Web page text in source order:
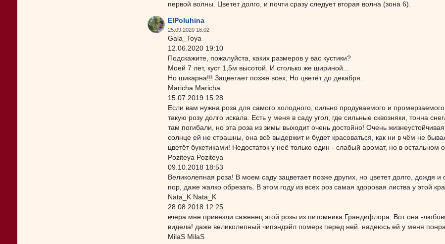
первой волны. Цветет долго, и почти сразу следует вторая волна (зона 6).
ElPoluhina
25.09.2020 18:02
Gala_Toya
12.06.2020 19:10
Подскажите, пожалуйста, каких размеров у вас кустики?
Моей 7 лет, куст 1,5м высотой. И столько же шириной...
Но шикарна!!! Зацветает позже всех, Но цветёт до декабря.
Maricha Maricha
15.07.2019 15:28
Если вам нужна роза для самого холодного, сильно продуваемого и
такую розу долго искала. Есть у меня в саду угол, где сильные сквозняки, тонна
там погибали, но эта роза из зимы выходит очень достойно! Очень
солнце ей не страшны, она всё выдержит и будет красоваться, как ни в чём не
цветёт букетиками! Недостаток у неё только один - слабый аромат, но в остальном
Poziteya Poziteya
09.10.2018 18:53
Великолепная роза! В моем саду зацветает позже других, но цветет долго, дождя
пор, даже жалко обрезать. В этом году из всех роз самая здоровая листва у этой
Nata_K Nata_K
28.08.2018 12:25
вчера мне привезли саженец этой розы из питомника Грандифлора. Вот она -
видела! даже великолепный чипэндэйл померк перед ней. надеюсь ей у меня
MilaS MilaS